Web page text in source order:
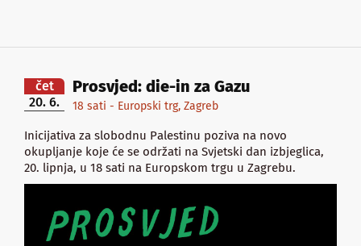
čet
20. 6.
Prosvjed: die-in za Gazu
18 sati - Europski trg, Zagreb
Inicijativa za slobodnu Palestinu poziva na novo
okupljanje koje će se održati na Svjetski dan izbjeglica,
20. lipnja, u 18 sati na Europskom trgu u Zagrebu.